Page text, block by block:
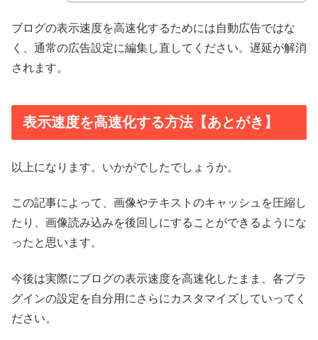
ブログの表示速度を高速化するためには自動広告ではな
く、通常の広告設定に編集し直してください。遅延が解消
されます。
表示速度を高速化する方法【あとがき】
以上になります。いかがでしたでしょうか。
この記事によって、画像やテキストのキャッシュを圧縮し
たり、画像読み込みを後回しにすることができるようにな
ったと思います。
今後は実際にブログの表示速度を高速化したまま、各プラ
グインの設定を自分用にさらにカスタマイズしていってく
ださい。